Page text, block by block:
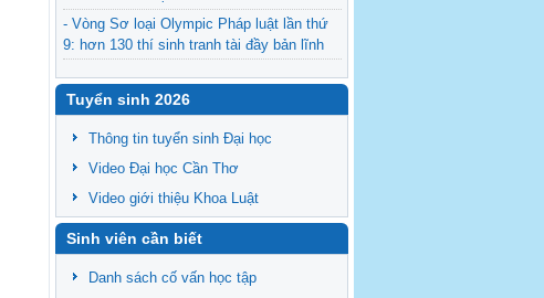
- Vòng Sơ loại Olympic Pháp luật lần thứ
9: hơn 130 thí sinh tranh tài đầy bản lĩnh
- Chính thức công bố top 08 thí sinh bước
vào Vòng Bán kết cuộc thi “Hùng biện sinh
viên luật” 2026
- Tuyển cộng tác viên Ban Chủ nhiệm -
Legal English club – passing the torch
- Sinh hoạt của CLB Tiếng Anh pháp lý 05-
2026
- Kế hoạch bào vệ Luận văn/Đề án thạc sĩ
Tuyển sinh 2026
Thông tin tuyển sinh Đại học
Video Đại học Cần Thơ
Video giới thiệu Khoa Luật
Sinh viên cần biết
Danh sách cố vấn học tập